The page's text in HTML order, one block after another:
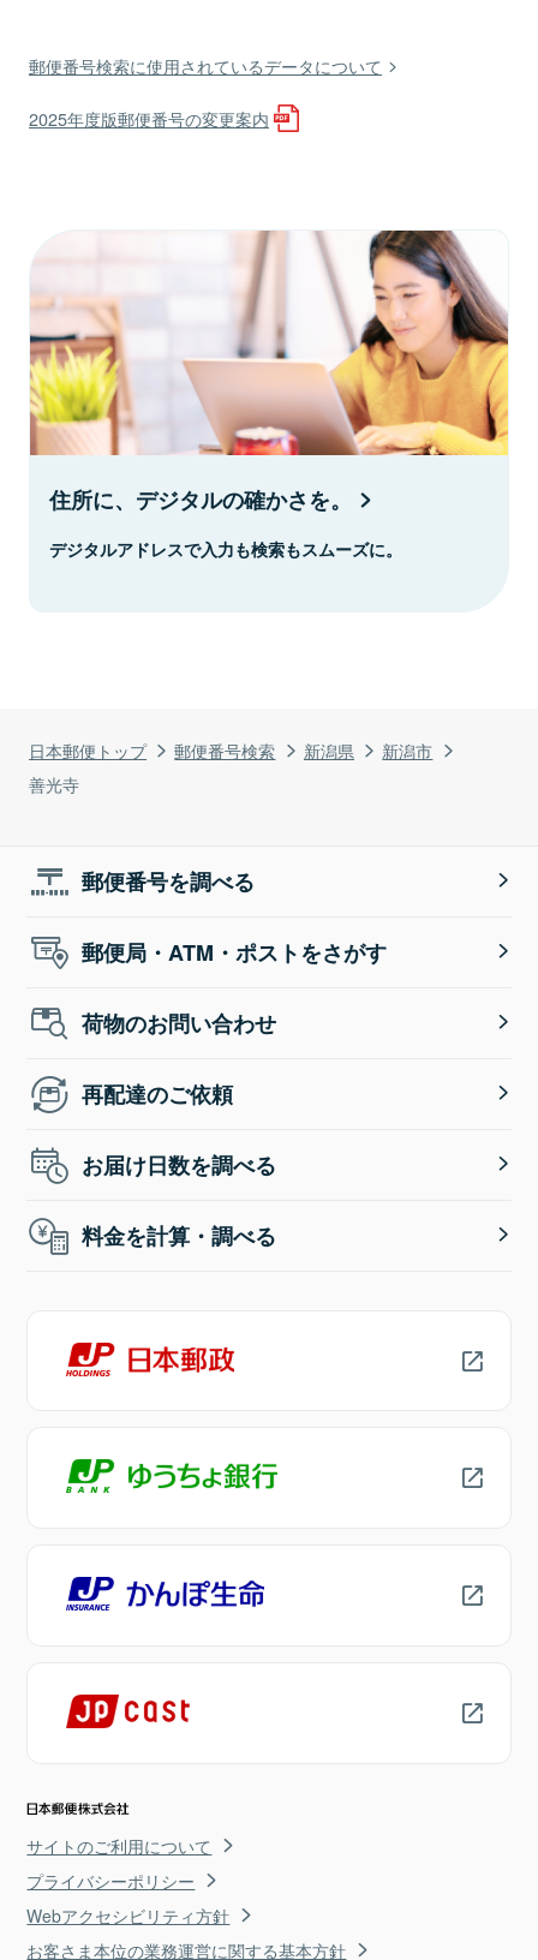
日本郵便トップ 郵便番号検索 新潟県
新潟市
善光寺
郵便番号検索に使用されているデータについて
2025年度版郵便番号の変更案内
住所に、デジタルの確かさを。
デジタルアドレスで入力も検索もスムーズに。
郵便番号を調べる
郵便局・ATM・ポストをさがす
荷物のお問い合わせ
再配達のご依頼
お届け日数を調べる
料金を計算・調べる
サイトのご利用について
プライバシーポリシー
Webアクセシビリティ方針
お客さま本位の業務運営に関する基本方針